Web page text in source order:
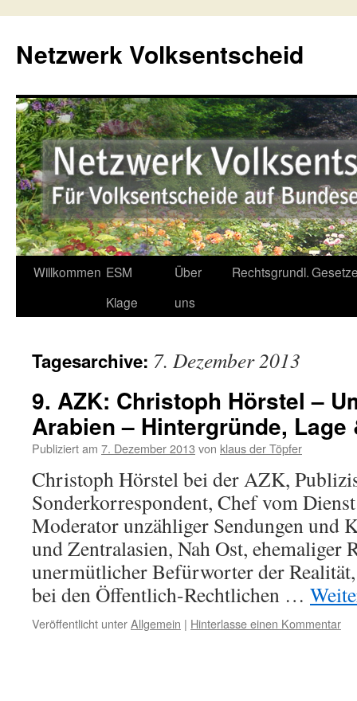
Netzwerk Volksentscheid
Springe
Willkommen ESM
Klage
Über
uns
Rechtsgrundl.
Tagesarchive: 7. Dezember 2013
9. AZK: Christoph Hörstel –
Arabien – Hintergründe,
Publiziert am 7. Dezember 2013 von klaus der Töpfer
Christoph Hörstel bei der AZK,
Sonderkorrespondent, Chef vom
Moderator unzähliger Sendungen und
und Zentralasien, Nah Ost, ehemaliger
unermütlicher Befürworter der Realität,
bei den Öffentlich-Rechtlichen …
Veröffentlicht unterAllgemein | Hinterlasse einen Kommentar